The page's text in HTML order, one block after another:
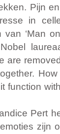
Pijn
in
van ‘Man
are
function
Pert
zijn